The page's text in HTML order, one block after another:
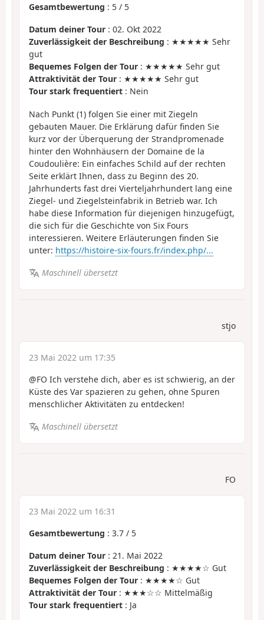
Gesamtbewertung : 5 / 5
Datum deiner Tour : 02. Okt 2022
Zuverlässigkeit der Beschreibung : ★★★★★ Sehr
gut
Bequemes Folgen der Tour : ★★★★★ Sehr gut
Attraktivität der Tour : ★★★★★ Sehr gut
Tour stark frequentiert : Nein
Nach Punkt (1) folgen Sie einer mit Ziegeln
gebauten Mauer. Die Erklärung dafür finden Sie
kurz vor der Überquerung der Strandpromenade
hinter den Wohnhäusern der Domaine de la
Coudoulière: Ein einfaches Schild auf der rechten
Seite erklärt Ihnen, dass zu Beginn des 20.
Jahrhunderts fast drei Vierteljahrhundert lang eine
Ziegel- und Ziegelsteinfabrik in Betrieb war. Ich
habe diese Information für diejenigen hinzugefügt,
die sich für die Geschichte von Six Fours
interessieren. Weitere Erläuterungen finden Sie
unter: https://histoire-six-fours.fr/index.php/...
Maschinell übersetzt
stjo
23 Mai 2022 um 17:35
@FO Ich verstehe dich, aber es ist schwierig, an der
Küste des Var spazieren zu gehen, ohne Spuren
menschlicher Aktivitäten zu entdecken!
Maschinell übersetzt
FO
23 Mai 2022 um 16:31
Gesamtbewertung : 3.7 / 5
Datum deiner Tour : 21. Mai 2022
Zuverlässigkeit der Beschreibung : ★★★★☆ Gut
Bequemes Folgen der Tour : ★★★★☆ Gut
Attraktivität der Tour : ★★★☆☆ Mittelmäßig
Tour stark frequentiert : Ja